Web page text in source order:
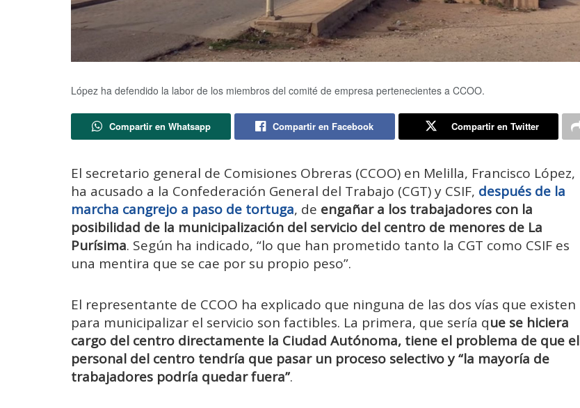
López ha defendido la labor de los miembros del comité de empresa pertenecientes a CCOO.
Compartir en Whatsapp Compartir en Facebook Compartir en Twitter
El secretario general de Comisiones Obreras (CCOO) en Melilla, Francisco López,
ha acusado a la Confederación General del Trabajo (CGT) y CSIF, después de la
marcha cangrejo a paso de tortuga, de engañar a los trabajadores con la
posibilidad de la municipalización del servicio del centro de menores de La
Purísima. Según ha indicado, “lo que han prometido tanto la CGT como CSIF es
una mentira que se cae por su propio peso”.
El representante de CCOO ha explicado que ninguna de las dos vías que existen
para municipalizar el servicio son factibles. La primera, que sería que se hiciera
cargo del centro directamente la Ciudad Autónoma, tiene el problema de que el
personal del centro tendría que pasar un proceso selectivo y “la mayoría de
trabajadores podría quedar fuera”.